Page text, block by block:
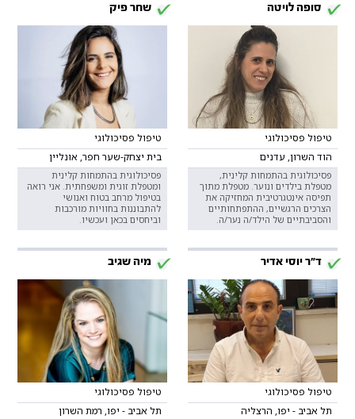
סופה לויטה
טיפול פסיכולוגי
הוד השרון, עדנים
פסיכולוגית בהתמחות קלינית,
מטפלת בילדים ונוער. מטפלת מתוך
תפיסה אינטגרטיבית המחזיקה את
הצרכים הרגשיים, ההתפתחותיים
והסביבתיים של הילד/ה נער/ה.
שחר פיק
טיפול פסיכולוגי
בית יצחק-שער חפר, אונליין
פסיכולוגית בהתמחות קלינית
ומטפלת זוגית ומשפחתית. אני רואה
בטיפול מרחב בטוח ואנושי
להתבוננות בחוויות מורכבות
וביחסים בכאן ועכשיו.
ד"ר יוסי אדיר
טיפול פסיכולוגי
תל אביב - יפו, הרצליה
מיה שגיב
טיפול פסיכולוגי
תל אביב - יפו, רמת השרון